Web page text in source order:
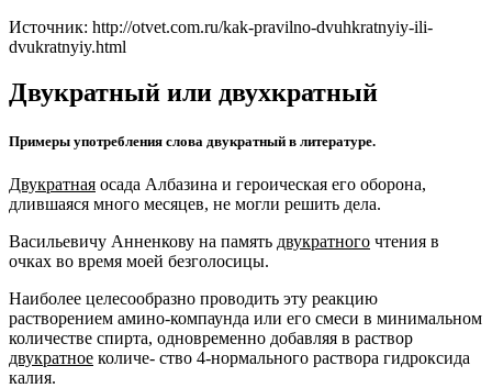
Источник: http://otvet.com.ru/kak-pravilno-dvuhkratnyiy-ili-
dvukratnyiy.html
Двукратный или двухкратный
Примеры употребления слова двукратный в литературе.
Двукратная осада Албазина и героическая его оборона,
длившаяся много месяцев, не могли решить дела.
Васильевичу Анненкову на память двукратного чтения в
очках во время моей безголосицы.
Наиболее целесообразно проводить эту реакцию
растворением амино-компаунда или его смеси в минимальном
количестве спирта, одновременно добавляя в раствор
двукратное количе- ство 4-нормального раствора гидроксида
калия.